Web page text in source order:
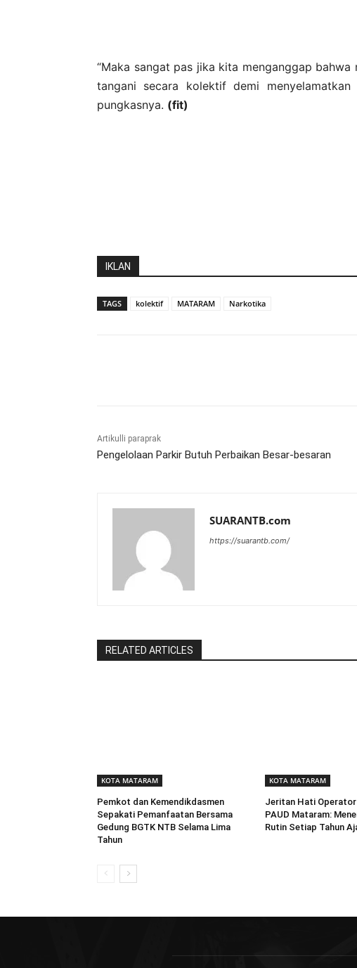
“Maka sangat pas jika kita menganggap
tangani secara kolektif demi
pungkasnya. (fit)
IKLAN
TAGS kolektif MATARAM Narkotika
Artikulli paraprak
Pengelolaan Parkir Butuh Perbaikan Besar-besaran
SUARANTB.com
https://suarantb.com/
RELATED ARTICLES
KOTA MATARAM
Pemkot dan Kemendikdasmen
Sepakati Pemanfaatan Bersama
Gedung BGTK NTB Selama Lima
Tahun
KOTA MATARAM
Jeritan Hati
PAUD Mataram:
Rutin Setiap Tahun